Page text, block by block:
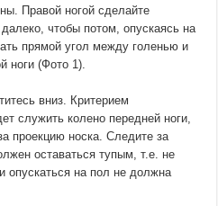
Правой ногой сделайте
чтобы потом, опускаясь на
прямой угол между голенью и
ноги (Фото 1).
вниз. Критерием
служить колено передней ноги,
проекцию носка. Следите за
оставаться тупым, т.е. не
опускаться на пол не должна